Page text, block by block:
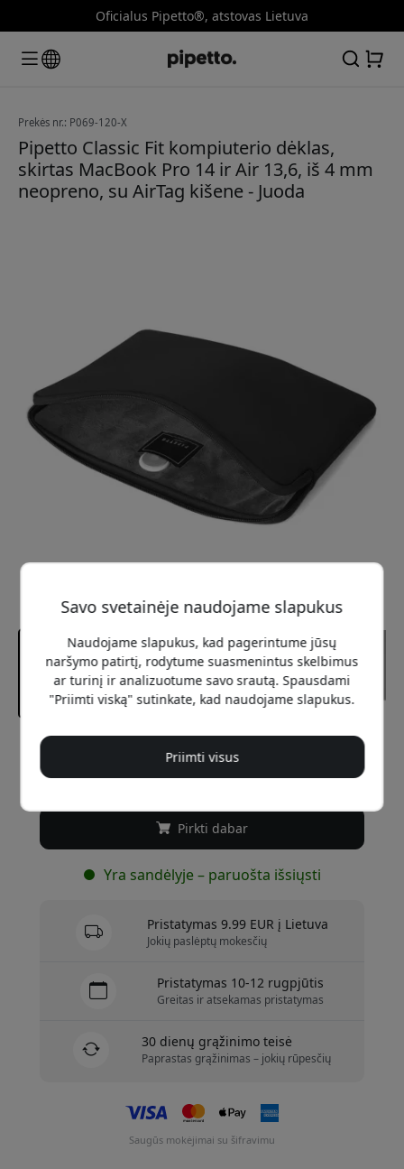
Oficialus Pipetto®, atstovas Lietuva
Prekės nr.: P069-120-X
Pipetto Classic Fit kompiuterio dėklas,
skirtas MacBook Pro 14 ir Air 13,6, iš 4 mm
neopreno, su AirTag kišene - Juoda
Rekomenduojama kaina
39.99 EUR
Pirkti dabar
Yra sandėlyje – paruošta išsiųsti
Pristatymas 9.99 EUR į Lietuva
Jokių paslėptų mokesčių
Pristatymas 10-12 rugpjūtis
Greitas ir atsekamas pristatymas
30 dienų grąžinimo teisė
Paprastas grąžinimas – jokių rūpesčių
Saugūs mokėjimai su šifravimu
Savo svetainėje naudojame slapukus
Naudojame slapukus, kad pagerintume jūsų
naršymo patirtį, rodytume suasmenintus skelbimus
ar turinį ir analizuotume savo srautą. Spausdami
"Priimti viską" sutinkate, kad naudojame slapukus.
Priimti visus